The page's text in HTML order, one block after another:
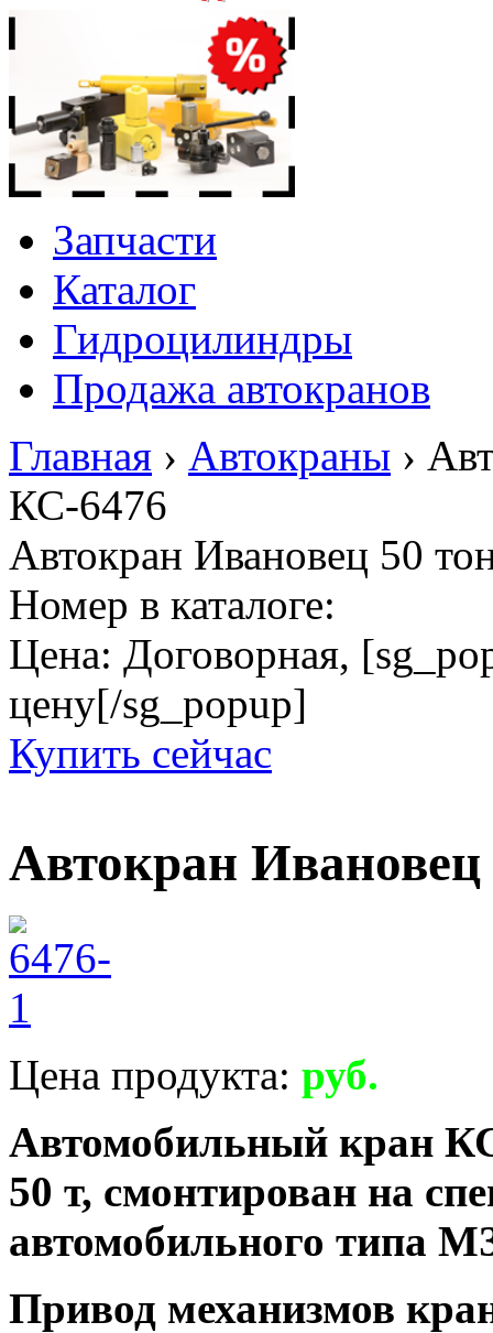
Запчасти
Каталог
Гидроцилиндры
Продажа автокранов
Главная › Автокраны ›
КС-6476
Автокран Ивановец 50
Номер в каталоге:
Цена: Договорная,
цену[/sg_popup]
Купить сейчас
Автокран
Цена продукта: руб.
Автомобильный кран
50 т, смонтирован на
автомобильного типа
Привод механизмов